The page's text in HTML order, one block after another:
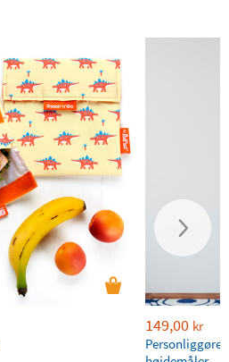
149,00 kr
Personliggøre